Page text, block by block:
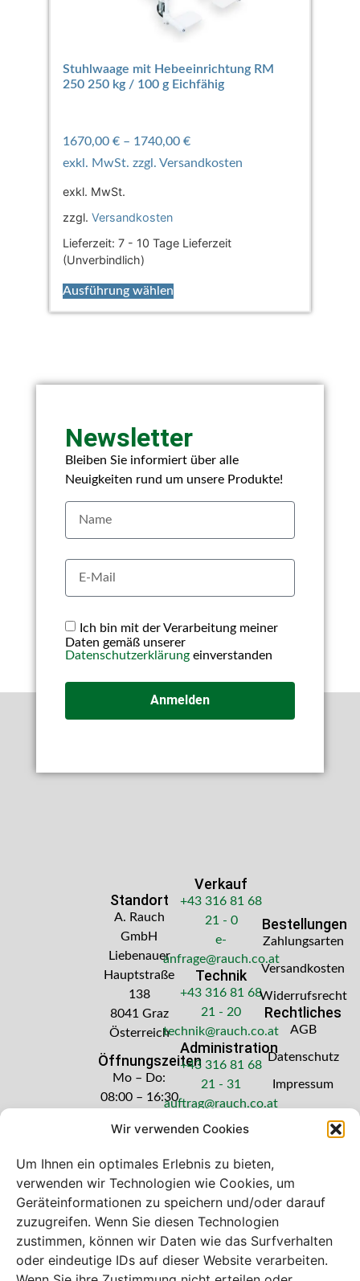
Wir verwenden Cookies
Um Ihnen ein optimales Erlebnis zu bieten,
verwenden wir Technologien wie Cookies, um
Geräteinformationen zu speichern und/oder darauf
zuzugreifen. Wenn Sie diesen Technologien
zustimmen, können wir Daten wie das Surfverhalten
oder eindeutige IDs auf dieser Website verarbeiten.
Stuhlwaage mit Hebeeinrichtung RM
250 250 kg / 100 g Eichfähig
1670,00 €– 1740,00 €
exkl. MwSt.
zzgl. Versandkosten
Lieferzeit: 7 - 10 Tage Lieferzeit
(Unverbindlich)
Ausführung wählen
Newsletter
Bleiben Sie informiert über alle
Neuigkeiten rund um unsere Produkte!
Ich bin mit der Verarbeitung meiner
Daten gemäß unserer
Datenschutzerklärungeinverstanden
Anmelden
Standort
A. Rauch
GmbH
Liebenauer
Hauptstraße
138
8041 Graz
Österreich
Öffnungszeiten
Mo – Do:
08:00 – 16:30
Freitag: 08:00
Verkauf
+43 316 81 68
21 - 0
e-
anfrage@rauch.co.at
Technik
+43 316 81 68
21 - 20
technik@rauch.co.at
Administration
+43 316 81 68
21 - 31
auftrag@rauch.co.at
Bestellungen
Zahlungsarten
Versandkosten
Widerrufsrecht
Rechtliches
AGB
Datenschutz
Impressum
Bei diesem Webshop handelt es sich um
einen B2B-Webshop